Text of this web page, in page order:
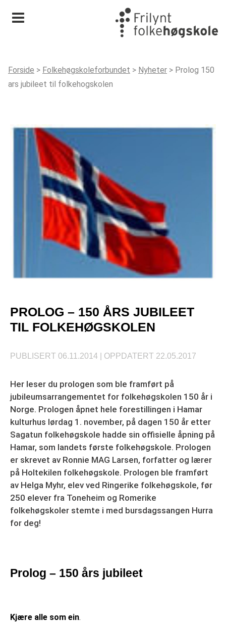
Meny
Forside > Folkehøgskoleforbundet > Nyheter > Prolog 150
ars jubileet til folkehogskolen
PROLOG – 150 ÅRS JUBILEET
TIL FOLKEHØGSKOLEN
PUBLISERT 06.11.2014 | OPPDATERT 22.05.2017
Her leser du prologen som ble framført på
jubileumsarrangementet for folkehøgskolen 150 år i
Norge. Prologen åpnet hele forestillingen i Hamar
kulturhus lørdag 1. november, på dagen 150 år etter
Sagatun folkehøgskole hadde sin offisielle åpning på
Hamar, som landets første folkehøgskole. Prologen
er skrevet av Ronnie MAG Larsen, forfatter og lærer
på Holtekilen folkehøgskole. Prologen ble framført
av Helga Myhr, elev ved Ringerike folkehøgskole, før
250 elever fra Toneheim og Romerike
folkehøgskoler stemte i med bursdagssangen Hurra
for deg!
Prolog – 150 års jubileet
Kjære alle som ein.